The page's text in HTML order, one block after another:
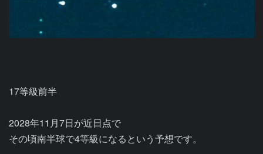
17等級前半
2028年11月7日が近日点で
その頃南半球で4等級になるという予想です。